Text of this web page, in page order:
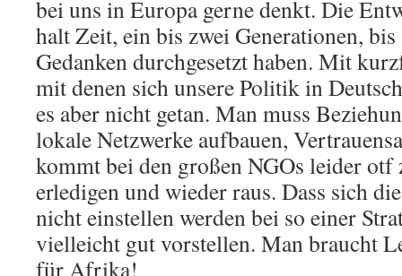
bei uns in Europa gerne denkt. Die
halt Zeit, ein bis zwei Generationen,
Gedanken durchgesetzt haben. Mit
mit denen sich unsere Politik in
es aber nicht getan. Man muss
lokale Netzwerke aufbauen,
kommt bei den großen NGOs leider
erledigen und wieder raus. Dass sich
nicht einstellen werden bei so einer
vielleicht gut vorstellen. Man braucht
für Afrika!